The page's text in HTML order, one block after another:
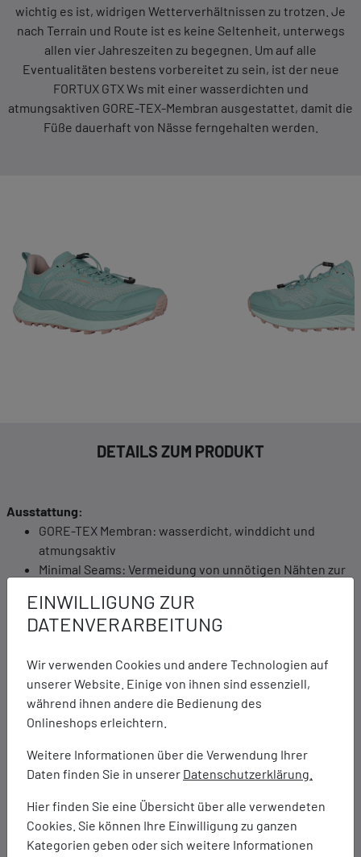
EINWILLIGUNG ZUR
DATENVERARBEITUNG
Wir verwenden Cookies und andere Technologien auf
unserer Website. Einige von ihnen sind essenziell,
während ihnen andere die Bedienung des
Onlineshops erleichtern.
Weitere Informationen über die Verwendung Ihrer
Daten finden Sie in unserer Datenschutzerklärung.
Hier finden Sie eine Übersicht über alle verwendeten
Cookies. Sie können Ihre Einwilligung zu ganzen
Kategorien geben oder sich weitere Informationen
wichtig es ist, widrigen Wetterverhältnissen zu trotzen. Je
nach Terrain und Route ist es keine Seltenheit, unterwegs
allen vier Jahreszeiten zu begegnen. Um auf alle
Eventualitäten bestens vorbereitet zu sein, ist der neue
FORTUX GTX Ws mit einer wasserdichten und
atmungsaktiven GORE-TEX-Membran ausgestattet, damit die
Füße dauerhaft von Nässe ferngehalten werden.
DETAILS ZUM PRODUKT
Ausstattung:
GORE-TEX Membran: wasserdicht, winddicht und
atmungsaktiv
Minimal Seams: Vermeidung von unnötigen Nähten zur
Very Flexible: Der Schuh weist ein sehr weiches
Abrollverhalten auf.
der Schnürung sowie zügiges Ein- und Aussteigen.
LOWA® TRAC®: Das Sohlensystem garantiert mit seiner
griffigen Gummimischung eine ideale Bodenhaftung bei
nassem wie trockenem Untergrund.
bewahrt das Obermaterial vor Beschädigungen durch
Geröll und scharfe Gesteinskanten.
Anatomical Ankle Lines: Der asymmetrische Rand ist
der Anatomie des Knöchels präzise nachempfunden
und liefert so optimale Unterstu¨tzung. Die seitliche